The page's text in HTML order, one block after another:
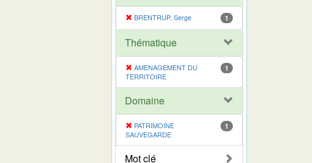
BRENTRUP, Serge 1
Thématique
AMENAGEMENT DU
TERRITOIRE
1
Domaine
PATRIMOINE
SAUVEGARDE
1
Mot clé